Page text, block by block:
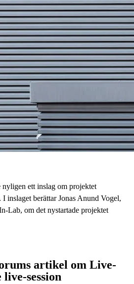
nyligen ett inslag om projektet
inslaget berättar Jonas Anund Vogel,
Lab, om det nystartade projektet
artikel om Live-
live-session